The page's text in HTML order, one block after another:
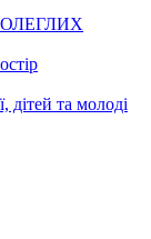
дітей та молоді